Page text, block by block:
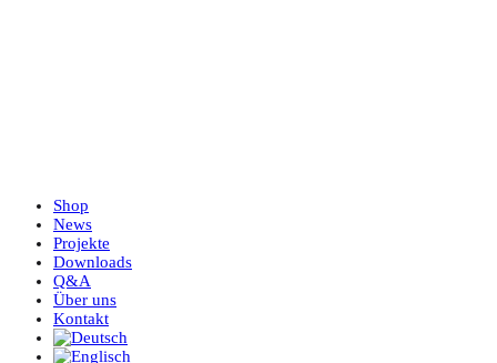
Shop
News
Projekte
Downloads
Q&A
Über uns
Kontakt